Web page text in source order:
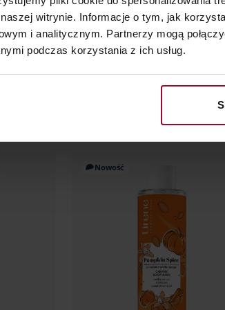
witrynie. Informacje o tym, jak
i analitycznym. Partnerzy mogą
podczas korzystania z ich usług.
DODAJ DO KOSZYKA
Nowość